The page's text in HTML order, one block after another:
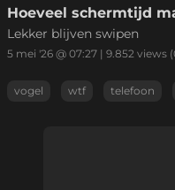
Link kopiëren
Hoeveel schermtijd
Lekker blijven swipen
5 mei '26 @ 07:27 | 9.852 views
vogel wtf telefoon